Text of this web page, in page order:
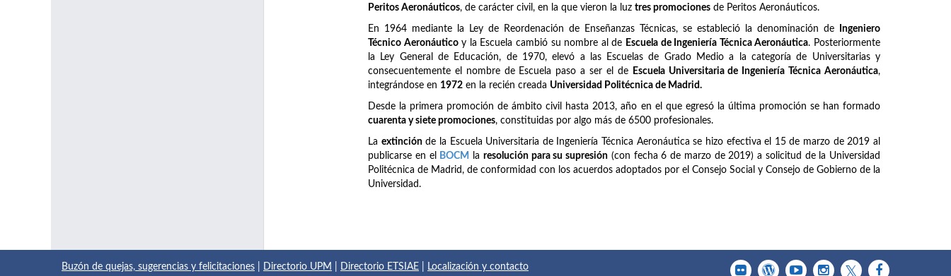
Peritos Aeronáuticos, de carácter civil, en la que vieron la luz tres promociones de Peritos Aeronáuticos.
En 1964 mediante la Ley de Reordenación de Enseñanzas Técnicas, se estableció la denominación de
Ingeniero
Técnico Aeronáuticoy la Escuela cambió su nombre al de Escuela de Ingeniería Técnica Aeronáutica. Posteriormente
la Ley General de Educación, de 1970, elevó a las Escuelas de Grado Medio a la categoría de Universitarias y
consecuentemente el nombre de Escuela paso a ser el de
Escuela Universitaria de Ingeniería Técnica Aeronáutica,
integrándose en 1972 en la recién creada Universidad Politécnica de Madrid.
Desde la primera promoción de ámbito civil hasta 2013, año en el que egresó la última promoción se han formado
cuarenta y siete promociones, constituidas por algo más de 6500 profesionales.
La extinciónde la Escuela Universitaria de Ingeniería Técnica Aeronáutica se hizo efectiva el 15 de marzo de 2019 al
publicarse en el
BOCM la resolución para su supresión (con fecha 6 de marzo de 2019) a solicitud de la Universidad
Politécnica de Madrid, de conformidad con los acuerdos adoptados por el Consejo Social y Consejo de Gobierno de la
Universidad.
Buzón de quejas, sugerencias y felicitaciones Directorio UPM Directorio ETSIAE Localización y contacto